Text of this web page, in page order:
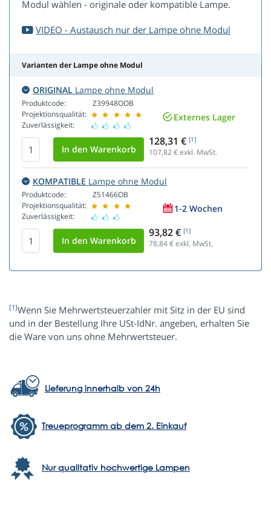
Modul wählen - originale oder kompatible Lampe.
VIDEO - Austausch nur der Lampe ohne Modul
Varianten der Lampe ohne Modul
ORIGINAL Lampe ohne Modul
Produktcode:
Projektionsqualität:
Zuverlässigkeit:
Z39948OOB
Externes Lager
128,31 € [1]
107,82€ exkl. MwSt.
KOMPATIBLE Lampe ohne Modul
Produktcode:
Projektionsqualität:
Zuverlässigkeit:
Z51466OB
1-2 Wochen
93,82 € [1]
78,84€ exkl. MwSt.
[1]Wenn Sie Mehrwertsteuerzahler mit Sitz in der EU sind
und in der Bestellung Ihre USt-IdNr. angeben, erhalten Sie
die Ware von uns ohne Mehrwertsteuer.
Lieferung innerhalb von 24h
Treueprogramm ab dem 2. Einkauf
Nur qualitativ hochwertige Lampen